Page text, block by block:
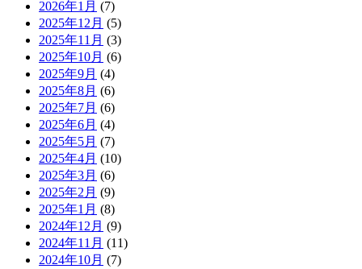
2026年1月 (7)
2025年12月 (5)
2025年11月 (3)
2025年10月 (6)
2025年9月 (4)
2025年8月 (6)
2025年7月 (6)
2025年6月 (4)
2025年5月 (7)
2025年4月 (10)
2025年3月 (6)
2025年2月 (9)
2025年1月 (8)
2024年12月 (9)
2024年11月 (11)
2024年10月 (7)